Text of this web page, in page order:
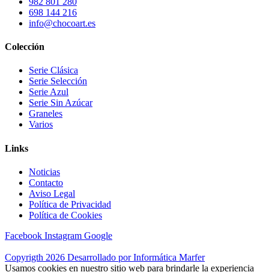
698 144 216
info@chocoart.es
Colección
Serie Clásica
Serie Selección
Serie Azul
Serie Sin Azúcar
Graneles
Varios
Links
Noticias
Contacto
Aviso Legal
Política de Privacidad
Política de Cookies
Facebook Instagram Google
Copyrigth 2026 Desarrollado por Informática Marfer
Usamos cookies en nuestro sitio web para brindarle la experiencia